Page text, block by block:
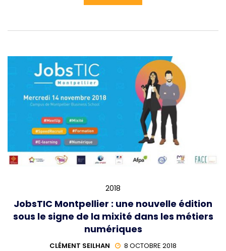
2018
JobsTIC Montpellier : une nouvelle édition
sous le signe de la mixité dans les métiers
numériques
CLÉMENT SEILHAN 8 OCTOBRE 2018